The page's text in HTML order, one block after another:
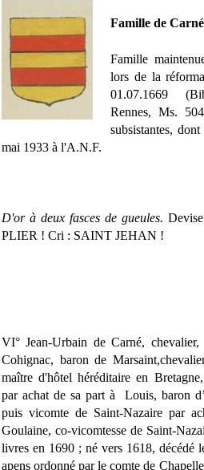
Famille de Carné
Famille
lors de la
01.07.1669
Rennes, Ms.
subsistantes,
mai 1933 à l'A.N.F.
D'or à deux fasces de gueules.
PLIER ! Cri : SAINT JEHAN !
VI° Jean-Urbain de Carné,
Cohignac, baron de
maître d'hôtel héréditaire en
par achat de sa part à Louis, baron
puis vicomte de Saint-Nazaire par
Goulaine, co-vicomtesse de Saint-
livres en 1690 ; né vers 1618, décédé
apens ordonné par le comte de